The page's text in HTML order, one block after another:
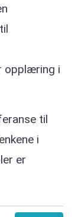
opplæring i
til
i
er